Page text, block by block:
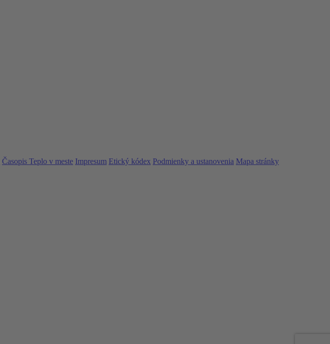
Časopis Teplo v meste Impresum Etický kódex Podmienky a ustanovenia Mapa stránky